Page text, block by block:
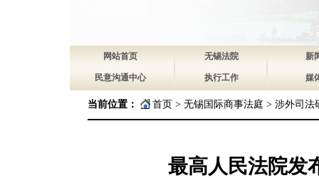
网站首页 无锡法院 新
民意沟通中心 执行工作 媒
当前位置： 首页 > 无锡国际商事法庭 > 涉外司法
最高人民法院发